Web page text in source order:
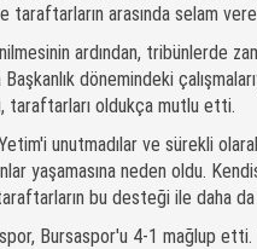
taraftarların arasında selam
ardından, tribünlerde
dönemindeki
taraftarları oldukça mutlu etti.
unutmadılar ve sürekli
yaşamasına neden oldu.
bu desteği ile daha
Bursaspor'u 4-1 mağlup